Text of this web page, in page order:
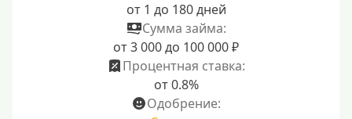
от 1 до 180 дней
Сумма займа:
от 3 000 до 100 000 ₽
Процентная ставка:
от 0.8%
Одобрение: